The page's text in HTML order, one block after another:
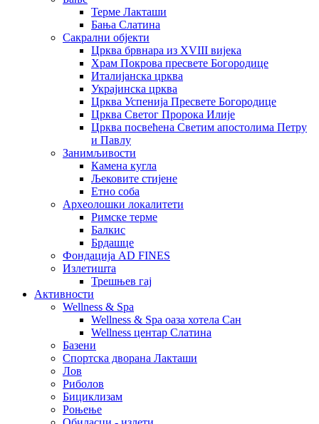
Терме Лакташи
Бања Слатина
Сакрални објекти
Црква брвнара из XVIII вијека
Храм Покрова пресвете Богородице
Италијанска црква
Украјинска црква
Црква Успенија Пресвете Богородице
Црква Светог Пророка Илије
Црква посвећена Светим апостолима Петру
и Павлу
Занимљивости
Камена кугла
Љековите стијене
Етно соба
Археолошки локалитети
Римске терме
Балкис
Брдашце
Фондација AD FINES
Излетишта
Трешњев гај
Активности
Wellness & Spa
Wellness & Spa оаза хотела Сан
Wellness центар Слатина
Базени
Спортска дворана Лакташи
Лов
Риболов
Бициклизам
Роњење